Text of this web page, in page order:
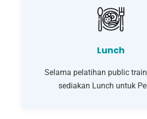
Lunch
Selama pelatihan public
sediakan Lunch untuk